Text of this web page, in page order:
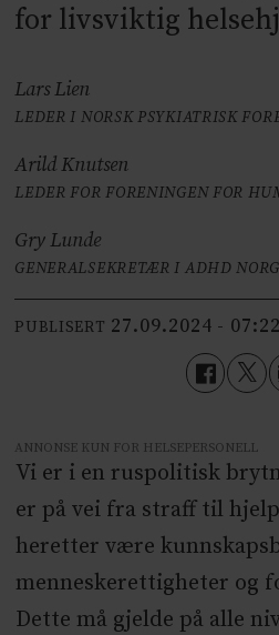
for livsviktig
Lars Lien
LEDER I NORSK PSYKIATRISK
Arild Knutsen
LEDER FOR FORENINGEN FOR
Gry Lunde
GENERALSEKRETÆR I ADHD
PUBLISERT 27.09.2024 - 07:22
ANNONSE KUN FOR HELSEPERSONELL
Vi er i en ruspolitisk
er på vei fra straff til
heretter være
menneskerettigheter og
Dette må gjelde på alle